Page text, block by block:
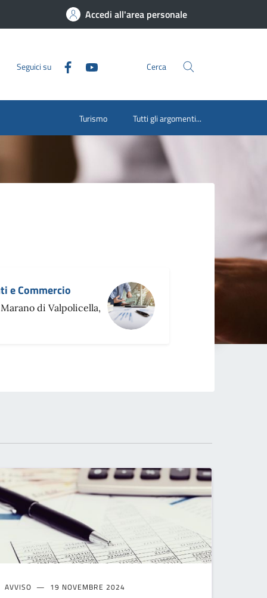
Accedi all'area personale
Seguici su Cerca
Turismo Tutti gli argomenti...
e Commercio
di Valpolicella,
AVVISO 19 NOVEMBRE 2024